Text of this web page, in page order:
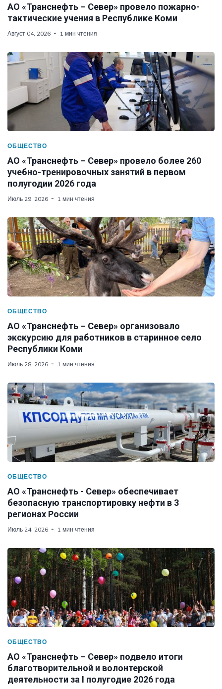
АО «Транснефть – Север» провело пожарно-
тактические учения в Республике Коми
Август 04, 2026 1 мин чтения
ОБЩЕСТВО
АО «Транснефть – Север» провело более 260
учебно-тренировочных занятий в первом
полугодии 2026 года
Июль 29, 2026 1 мин чтения
ОБЩЕСТВО
АО «Транснефть – Север» организовало
экскурсию для работников в старинное село
Республики Коми
Июль 28, 2026 1 мин чтения
ОБЩЕСТВО
АО «Транснефть - Север» обеспечивает
безопасную транспортировку нефти в 3
регионах России
Июль 24, 2026 1 мин чтения
ОБЩЕСТВО
АО «Транснефть – Север» подвело итоги
благотворительной и волонтерской
деятельности за I полугодие 2026 года